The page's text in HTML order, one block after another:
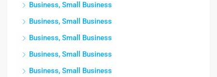
Business, Small Business
Business, Small Business
Business, Small Business
Business, Small Business
Business, Small Business